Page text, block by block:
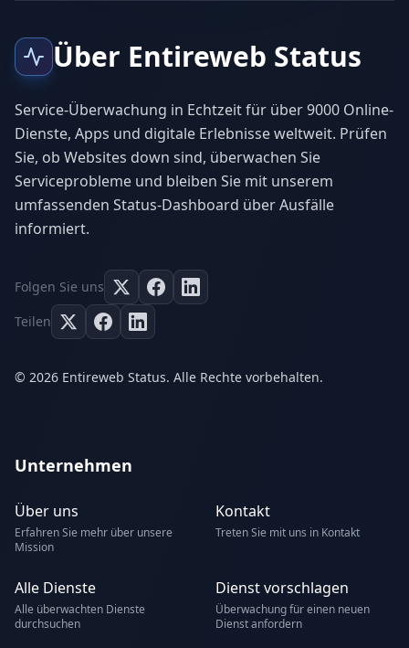
Über Entireweb Status
Service-Überwachung in Echtzeit für über 9000 Online-
Dienste, Apps und digitale Erlebnisse weltweit. Prüfen
Sie, ob Websites down sind, überwachen Sie
Serviceprobleme und bleiben Sie mit unserem
umfassenden Status-Dashboard über Ausfälle
informiert.
Folgen Sie uns
Teilen
© 2026 Entireweb Status. Alle Rechte vorbehalten.
Unternehmen
Über uns
Erfahren Sie mehr über unsere
Mission
Kontakt
Treten Sie mit uns in Kontakt
Alle Dienste
Alle überwachten Dienste
durchsuchen
Dienst vorschlagen
Überwachung für einen neuen
Dienst anfordern